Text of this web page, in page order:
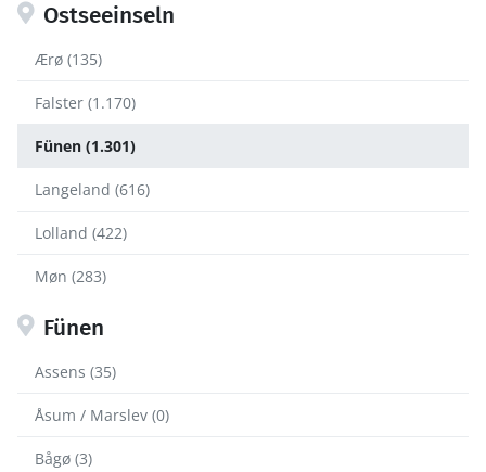
Ostseeinseln
Ærø (135)
Falster (1.170)
Fünen (1.301)
Langeland (616)
Lolland (422)
Møn (283)
Fünen
Assens (35)
Åsum / Marslev (0)
Bågø (3)